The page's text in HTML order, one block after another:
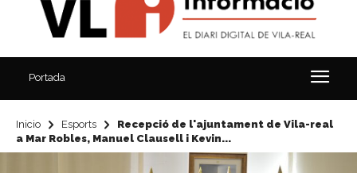
Portada
Inicio Esports
Recepció de l'ajuntament de Vila-real
a Mar Robles, Manuel Clausell i Kevin...